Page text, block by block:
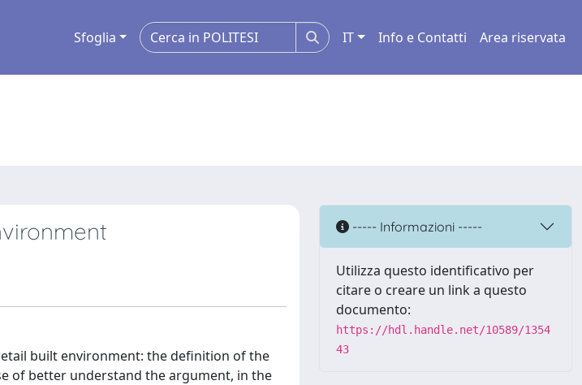
Sfoglia IT Info e Contatti Area riservata
built environment: the definition of the
of better understand the argument, in the
----- Informazioni -----
Utilizza questo identificativo per
citare o creare un link a questo
documento:
https://hdl.handle.net/10589/1354
43